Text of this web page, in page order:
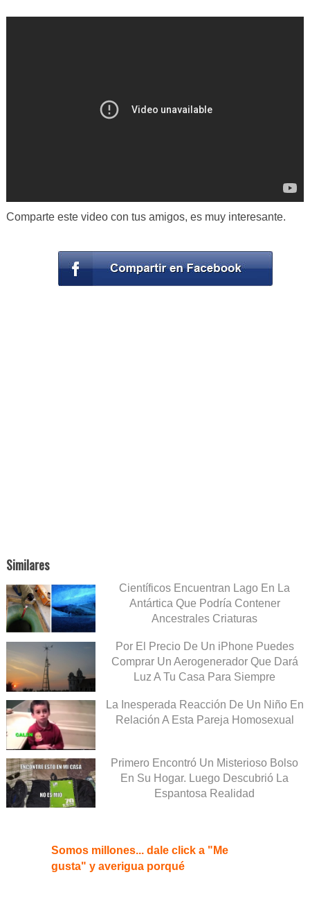
Comparte este video con tus amigos, es muy interesante.
Similares
Científicos Encuentran Lago En La
Antártica Que Podría Contener
Ancestrales Criaturas
Por El Precio De Un iPhone Puedes
Comprar Un Aerogenerador Que Dará
Luz A Tu Casa Para Siempre
La Inesperada Reacción De Un Niño En
Relación A Esta Pareja Homosexual
Primero Encontró Un Misterioso Bolso
En Su Hogar. Luego Descubrió La
Espantosa Realidad
Somos millones... dale click a "Me
gusta" y averigua porqué